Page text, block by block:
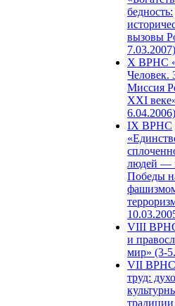
бедность:
вызовы
7.03.2007)
X ВРНС
Человек.
Миссия
XXI
6.04.2006)
IX ВРНС
людей —
Победы
VIII
и
мир» (3-
VII ВРНС
труд: